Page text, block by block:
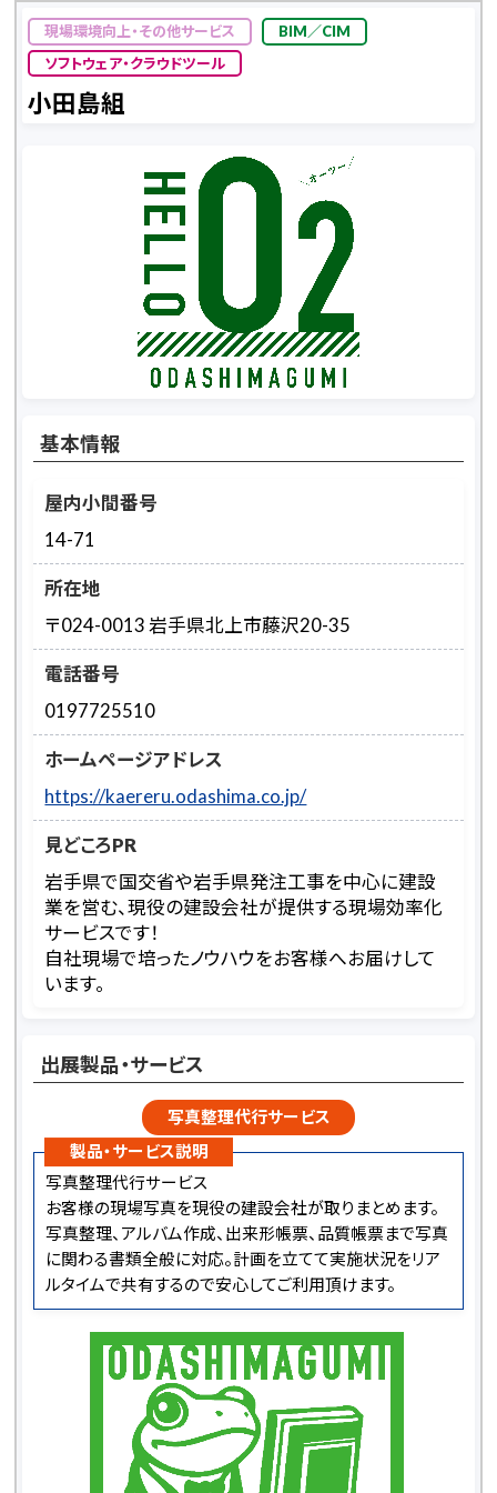
現場環境向上・その他サービス
BIM／CIM
ソフトウェア・クラウドツール
小田島組
基本情報
屋内小間番号
14-71
所在地
〒024-0013 岩手県北上市藤沢20-35
電話番号
0197725510
ホームページアドレス
https://kaereru.odashima.co.jp/
見どころPR
岩手県で国交省や岩手県発注工事を中心に建設
業を営む、現役の建設会社が提供する現場効率化
サービスです！
自社現場で培ったノウハウをお客様へお届けして
います。
出展製品・サービス
写真整理代行サービス
製品・サービス説明
写真整理代行サービス
お客様の現場写真を現役の建設会社が取りまとめます。
写真整理、アルバム作成、出来形帳票、品質帳票まで写真
に関わる書類全般に対応。計画を立てて実施状況をリア
ルタイムで共有するので安心してご利用頂けます。